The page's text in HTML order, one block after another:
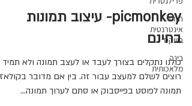
חנות
אינטרנטית
בוויקס
בינה
מלאכותית
picmonkey- עיצוב תמונות
בחינם
כולנו נתקלים בצורך לעבד או לעצב תמונה ולא תמיד
רוצים לשלם למעצב עבור זה. בין אם מדובר
תמונה לפוסט בפייסבוק או סתם לערוך תמונה...